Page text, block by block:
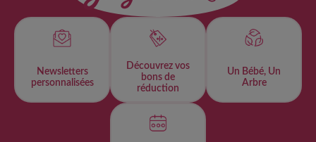
Newsletters
personnalisées​
Découvrez vos
bons de
réduction
Un Bébé, Un
Arbre